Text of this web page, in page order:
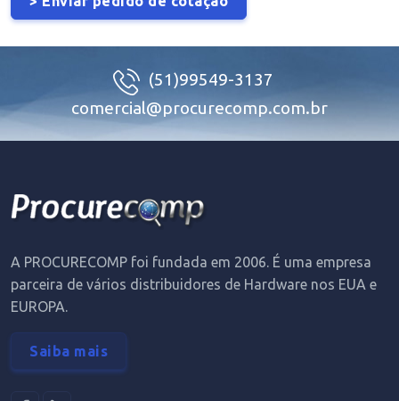
(51)99549-3137
comercial@procurecomp.com.br
A PROCURECOMP foi fundada em 2006. É uma empresa
parceira de vários distribuidores de Hardware nos EUA e
EUROPA.
Saiba mais